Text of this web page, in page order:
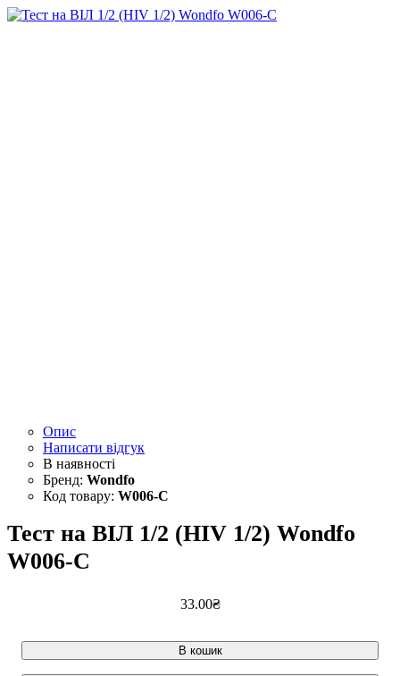
Опис
Написати відгук
Wondfo
W006-C
Тест на ВІЛ 1/2 (HIV 1/2) Wondfo
W006-C
33.00₴
В кошик